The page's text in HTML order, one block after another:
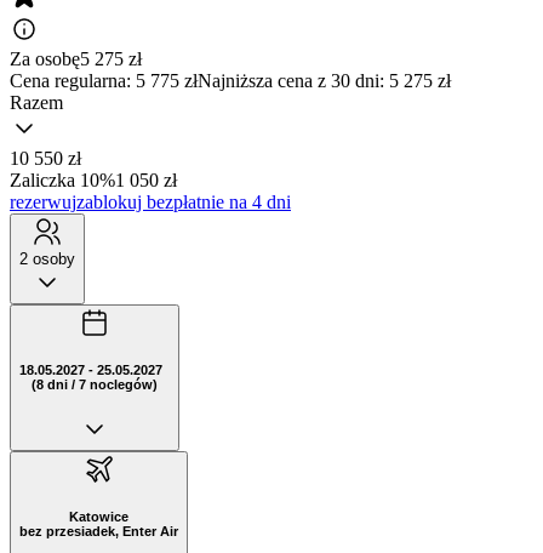
Za osobę5 275 zł
Cena regularna: 5 775 złNajniższa cena z 30 dni: 5 275 zł
Razem
10 550 zł
Zaliczka 10%1 050 zł
rezerwujzablokuj bezpłatnie na 4 dni
2 osoby
18.05.2027 - 25.05.2027
(8 dni / 7 noclegów)
Katowice
bez przesiadek, Enter Air